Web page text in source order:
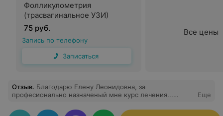
Фолликулометрия
(трасвагинальное УЗИ)
75 руб.
Запись по телефону
Записаться
Все цены
Отзыв. Благодарю Елену Леонидовна, за
професионально назначеный мне курс лечения...
Спасибо вам огромное.
Еще